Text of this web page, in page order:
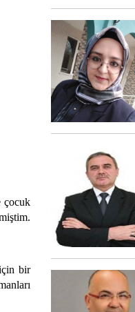
çocuk
bir